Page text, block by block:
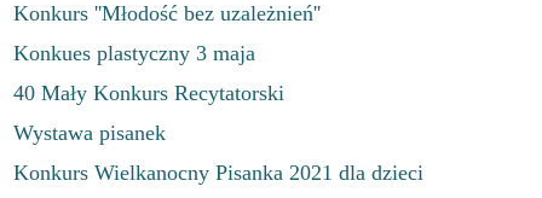
Konkurs ''Młodość bez uzależnień''
Konkues plastyczny 3 maja
40 Mały Konkurs Recytatorski
Wystawa pisanek
Konkurs Wielkanocny Pisanka 2021 dla dzieci